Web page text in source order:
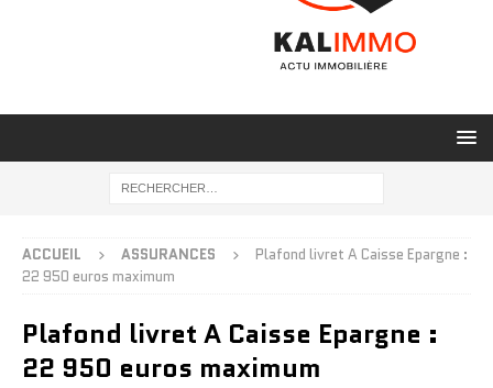
ACCUEIL ASSURANCES
Plafond livret A Caisse Epargne :
22 950 euros maximum
Plafond livret A Caisse Epargne :
22 950 euros maximum